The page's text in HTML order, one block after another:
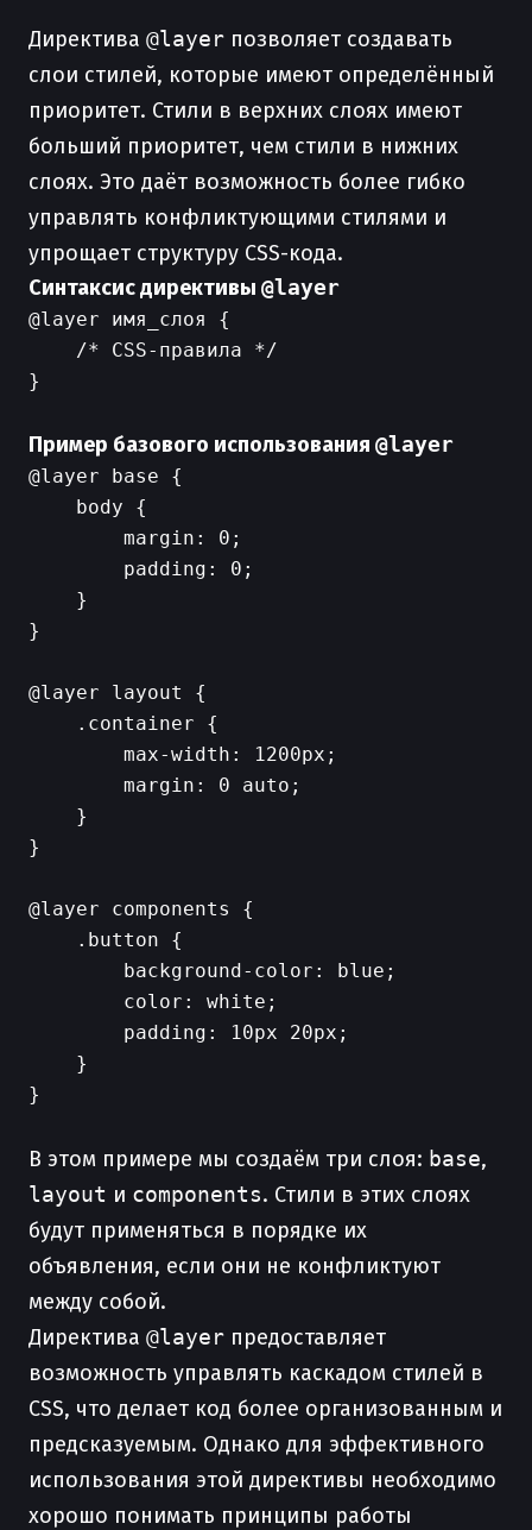
Директива @layer позволяет создавать
слои стилей, которые имеют определённый
приоритет. Стили в верхних слоях имеют
больший приоритет, чем стили в нижних
слоях. Это даёт возможность более гибко
управлять конфликтующими стилями и
упрощает структуру CSS-кода.
Синтаксис директивы @layer
@layer имя_слоя {
    /* CSS-правила */
}
Пример базового использования @layer
@layer base {
    body {
        margin: 0;
        padding: 0;
    }
}
@layer layout {
    .container {
        max-width: 1200px;
        margin: 0 auto;
    }
}
@layer components {
    .button {
        background-color: blue;
        color: white;
        padding: 10px 20px;
    }
}
В этом примере мы создаём три слоя: base,
layout и components. Стили в этих слоях
будут применяться в порядке их
объявления, если они не конфликтуют
между собой.
Директива @layer предоставляет
возможность управлять каскадом стилей в
CSS, что делает код более организованным и
предсказуемым. Однако для эффективного
использования этой директивы необходимо
хорошо понимать принципы работы